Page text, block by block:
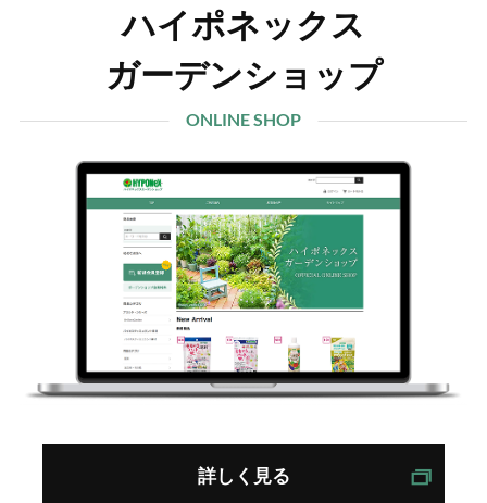
ハイポネックス
ガーデンショップ
ONLINE SHOP
詳しく見る